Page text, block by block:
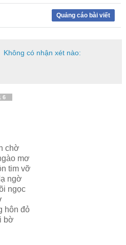
Quảng cáo bài viết
Không có nhận xét nào:
chờ
mơ
tim vỡ
ngờ
ngọc
hôn đỏ
bờ